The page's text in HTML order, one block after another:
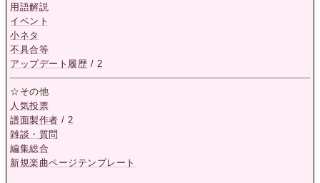
用語解説
イベント
小ネタ
不具合等
アップデート履歴 / 2
☆その他
人気投票
譜面製作者 /2
雑談・質問
編集総合
新規楽曲ページテンプレート